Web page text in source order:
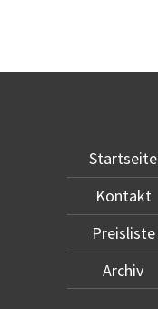
Startseite
Kontakt
Preisliste
Archiv